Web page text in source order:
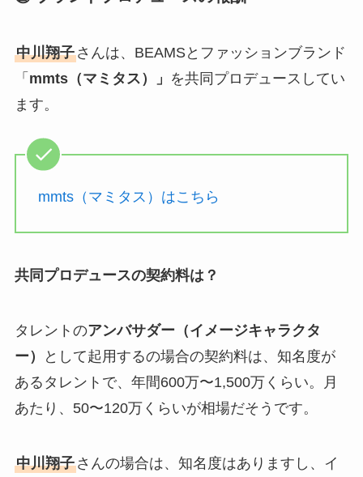
中川翔子さんは、BEAMSとファッションブランド
「 mmts（マミタス）」 を共同プロデュースしてい
ます。
mmts（マミタス）はこちら
共同プロデュースの契約料は？
タレントのアンバサダー（イメージキャラクタ
ー）
として起用するの場合の契約料は、知名度が
あるタレントで、年間600万〜1,500万くらい。月
あたり、50〜120万くらいが相場だそうです。
中川翔子さんの場合は、知名度はありますし、イ